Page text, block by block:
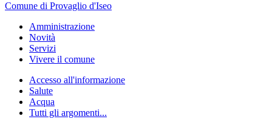
Comune di Provaglio d'Iseo
Amministrazione
Novità
Servizi
Vivere il comune
Accesso all'informazione
Salute
Acqua
Tutti gli argomenti...